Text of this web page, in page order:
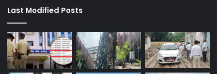
Last Modified Posts